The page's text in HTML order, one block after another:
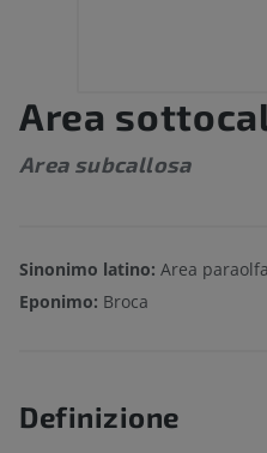
Area
Area subcallosa
Sinonimo latino: Area
Eponimo: Broca
Definizione